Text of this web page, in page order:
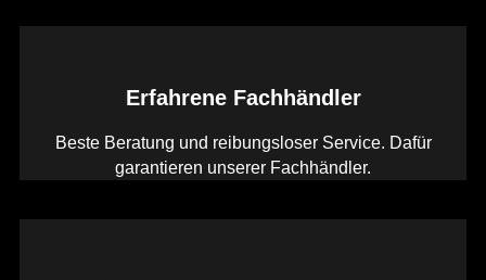
Erfahrene Fachhändler
Beste Beratung und reibungsloser Service. Dafür
garantieren unserer Fachhändler.